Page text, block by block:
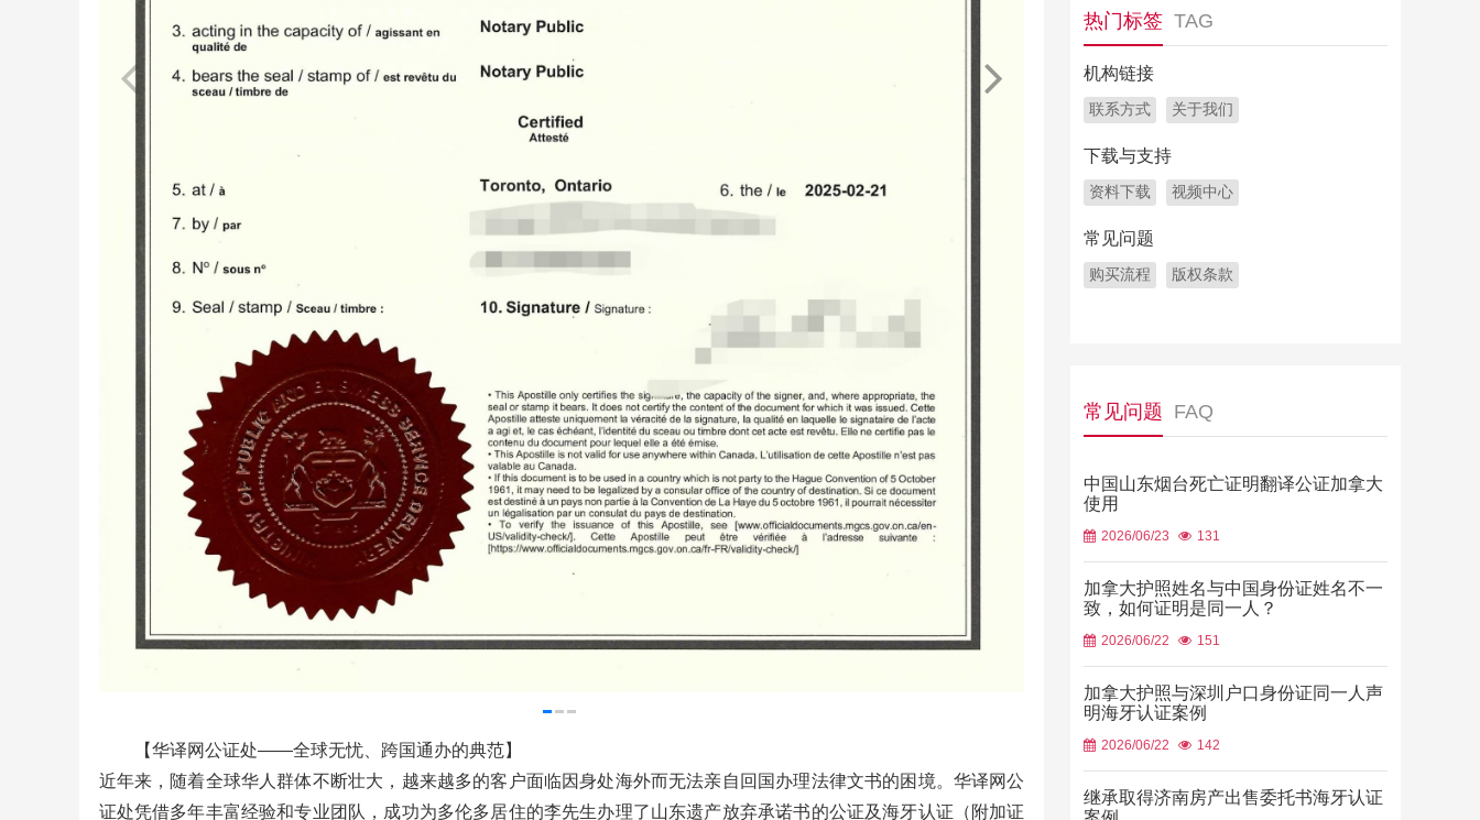
【华译网公证处——全球无忧、跨国通办的典范】
近年来，随着全球华人群体不断壮大，越来越多的客户面临因身处海外而无法亲自回国办理法律文书的困境。华译网公
证处凭借多年丰富经验和专业团队，成功为多伦多居住的李先生办理了山东遗产放弃承诺书的公证及海牙认证（附加证
热门标签 TAG
机构链接
联系方式 关于我们
下载与支持
资料下载 视频中心
常见问题
购买流程 版权条款
常见问题 FAQ
中国山东烟台死亡证明翻译公证加拿大
使用
2026/06/23 131
加拿大护照姓名与中国身份证姓名不一
致，如何证明是同一人？
2026/06/22 151
加拿大护照与深圳户口身份证同一人声
明海牙认证案例
2026/06/22 142
继承取得济南房产出售委托书海牙认证